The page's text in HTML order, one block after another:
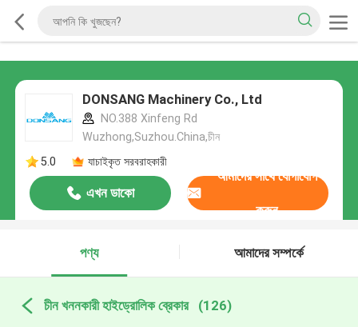
DONSANG Machinery Co., Ltd
NO.388 Xinfeng Rd
Wuzhong,Suzhou.China,চীন
5.0
যাচাইকৃত সরবরাহকারী
এখন ডাকো
আমাদের সাথে যোগাযোগ
করুন
পণ্য আমাদের সম্পর্কে
চীন খননকারী হাইড্রোলিক ব্রেকার (126)